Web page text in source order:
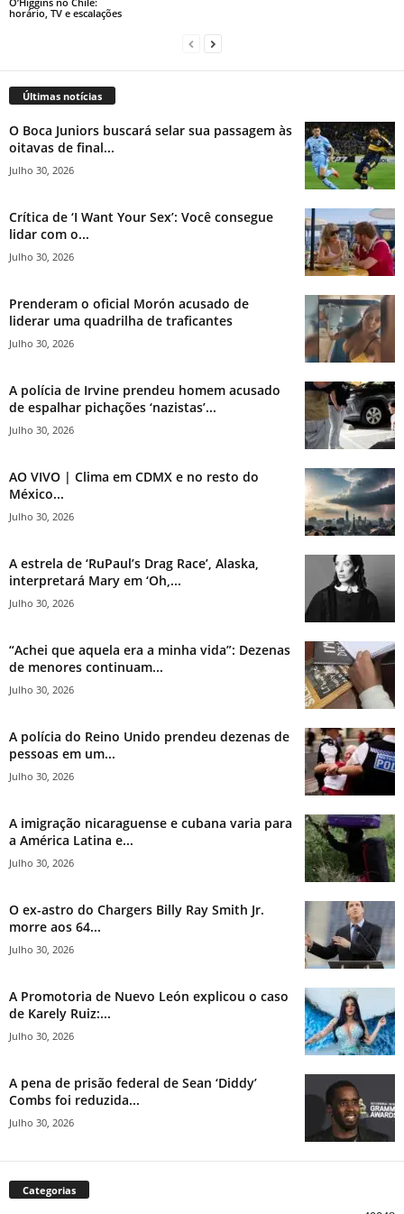
horário, TV e escalações
Últimas notícias
O Boca Juniors buscará selar sua passagem às
oitavas de final...
Julho 30, 2026
Crítica de ‘I Want Your Sex’: Você consegue
lidar com o...
Julho 30, 2026
Prenderam o oficial Morón acusado de
liderar uma quadrilha de traficantes
Julho 30, 2026
A polícia de Irvine prendeu homem acusado
de espalhar pichações ‘nazistas’...
Julho 30, 2026
AO VIVO | Clima em CDMX e no resto do
México...
Julho 30, 2026
A estrela de ‘RuPaul’s Drag Race’, Alaska,
interpretará Mary em ‘Oh,...
Julho 30, 2026
“Achei que aquela era a minha vida”: Dezenas
de menores continuam...
Julho 30, 2026
A polícia do Reino Unido prendeu dezenas de
pessoas em um...
Julho 30, 2026
A imigração nicaraguense e cubana varia para
a América Latina e...
Julho 30, 2026
O ex-astro do Chargers Billy Ray Smith Jr.
morre aos 64...
Julho 30, 2026
A Promotoria de Nuevo León explicou o caso
de Karely Ruiz:...
Julho 30, 2026
A pena de prisão federal de Sean ‘Diddy’
Combs foi reduzida...
Julho 30, 2026
Categorias